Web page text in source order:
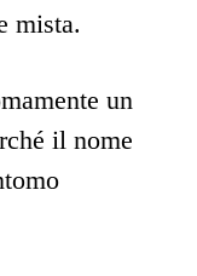
mista.
un
il nome